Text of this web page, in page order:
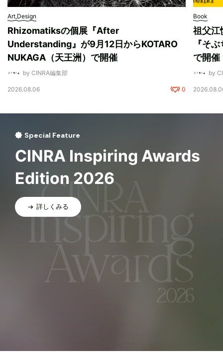
Art,Design
Rhizomatiksの個展『After
Understanding』が9月12日からKOTARO
NUKAGA（天王洲）で開催
by CINRA編集部
2026.08.06 0
Book
祖父江
『そ
で開催
by
Special Feature
CINRA Inspiring Awards
Edition 2026
詳しくみる